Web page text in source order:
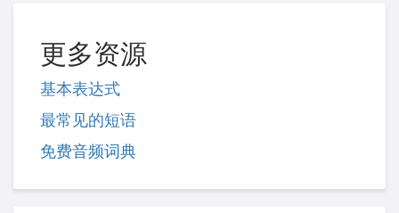
更多资源
基本表达式
最常见的短语
免费音频词典